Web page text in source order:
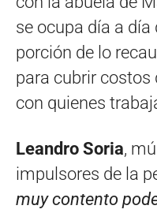
se ocupa día a día
porción de lo
para cubrir costos
con quienes
Leandro Soria,
impulsores de la
muy contento